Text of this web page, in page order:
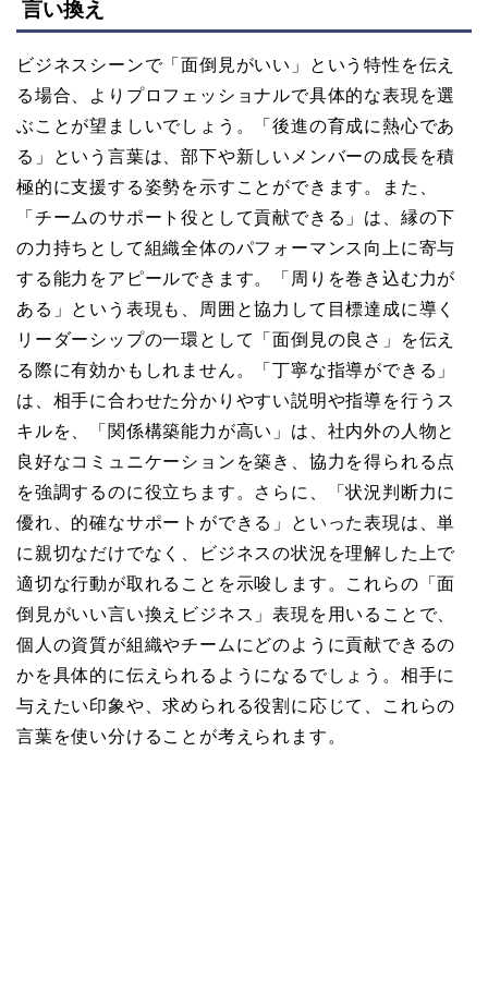
言い換え
ビジネスシーンで「面倒見がいい」という特性を伝え
る場合、よりプロフェッショナルで具体的な表現を選
ぶことが望ましいでしょう。「後進の育成に熱心であ
る」という言葉は、部下や新しいメンバーの成長を積
極的に支援する姿勢を示すことができます。また、
「チームのサポート役として貢献できる」は、縁の下
の力持ちとして組織全体のパフォーマンス向上に寄与
する能力をアピールできます。「周りを巻き込む力が
ある」という表現も、周囲と協力して目標達成に導く
リーダーシップの一環として「面倒見の良さ」を伝え
る際に有効かもしれません。「丁寧な指導ができる」
は、相手に合わせた分かりやすい説明や指導を行うス
キルを、「関係構築能力が高い」は、社内外の人物と
良好なコミュニケーションを築き、協力を得られる点
を強調するのに役立ちます。さらに、「状況判断力に
優れ、的確なサポートができる」といった表現は、単
に親切なだけでなく、ビジネスの状況を理解した上で
適切な行動が取れることを示唆します。これらの「面
倒見がいい言い換えビジネス」表現を用いることで、
個人の資質が組織やチームにどのように貢献できるの
かを具体的に伝えられるようになるでしょう。相手に
与えたい印象や、求められる役割に応じて、これらの
言葉を使い分けることが考えられます。